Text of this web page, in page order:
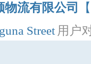
物流有限公司
Street 用户